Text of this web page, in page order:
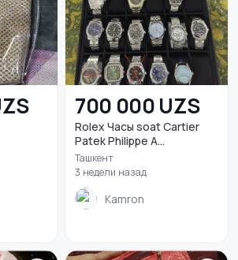
700 000 UZS
Rolex Часы soat Cartier
Patek Philippe A...
Ташкент
3 недели назад
Kamron